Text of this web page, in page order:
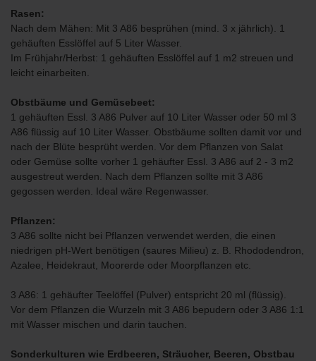
Rasen:
Nach dem Mähen: Mit 3 A86 besprühen (mind. 3 x jährlich). 1
gehäuften Esslöffel auf 5 Liter Wasser.
Im Frühjahr/Herbst: 1 gehäuften Esslöffel auf 1 m2 streuen und
leicht einarbeiten.
Obstbäume und Gemüsebeet:
1 gehäuften Essl. 3 A86 Pulver auf 10 Liter Wasser oder 50 ml 3
A86 flüssig auf 10 Liter Wasser. Obstbäume sollten damit vor und
nach der Blüte besprüht werden. Vor dem Pflanzen von Salat
oder Gemüse sollte vorher 1 gehäufter Essl. 3 A86 auf 2 - 3 m2
ausgestreut werden. Nach dem Pflanzen sollte mit 3 A86
gegossen werden. Ideal wäre Regenwasser.
Pflanzen:
3 A86 sollte nicht bei Pflanzen verwendet werden, die einen
niedrigen pH-Wert benötigen (saures Milieu) z. B. Rhododendron,
Azalee, Heidekraut, Moorerde oder Moorpflanzen etc.
3 A86: 1 gehäufter Teelöffel (Pulver) entspricht 20 ml (flüssig).
Vor dem Pflanzen die Wurzeln mit 3 A86 bepudern oder 3 A86 1:1
mit Wasser mischen und darin tauchen.
Sonderkulturen wie Erdbeeren, Sträucher, Beeren, Obstbau